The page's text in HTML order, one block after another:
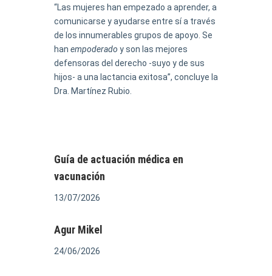
“Las mujeres han empezado a aprender, a
comunicarse y ayudarse entre sí a través
de los innumerables grupos de apoyo. Se
han empoderado y son las mejores
defensoras del derecho -suyo y de sus
hijos- a una lactancia exitosa”, concluye la
Dra. Martínez Rubio.
Guía de actuación médica en
vacunación
13/07/2026
Agur Mikel
24/06/2026